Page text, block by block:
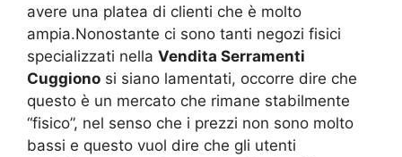
avere una platea di clienti che è molto
ampia.Nonostante ci sono tanti negozi fisici
specializzati nella Vendita Serramenti
Cuggiono si siano lamentati, occorre dire che
questo è un mercato che rimane stabilmente
“fisico”, nel senso che i prezzi non sono molto
bassi e questo vuol dire che gli utenti